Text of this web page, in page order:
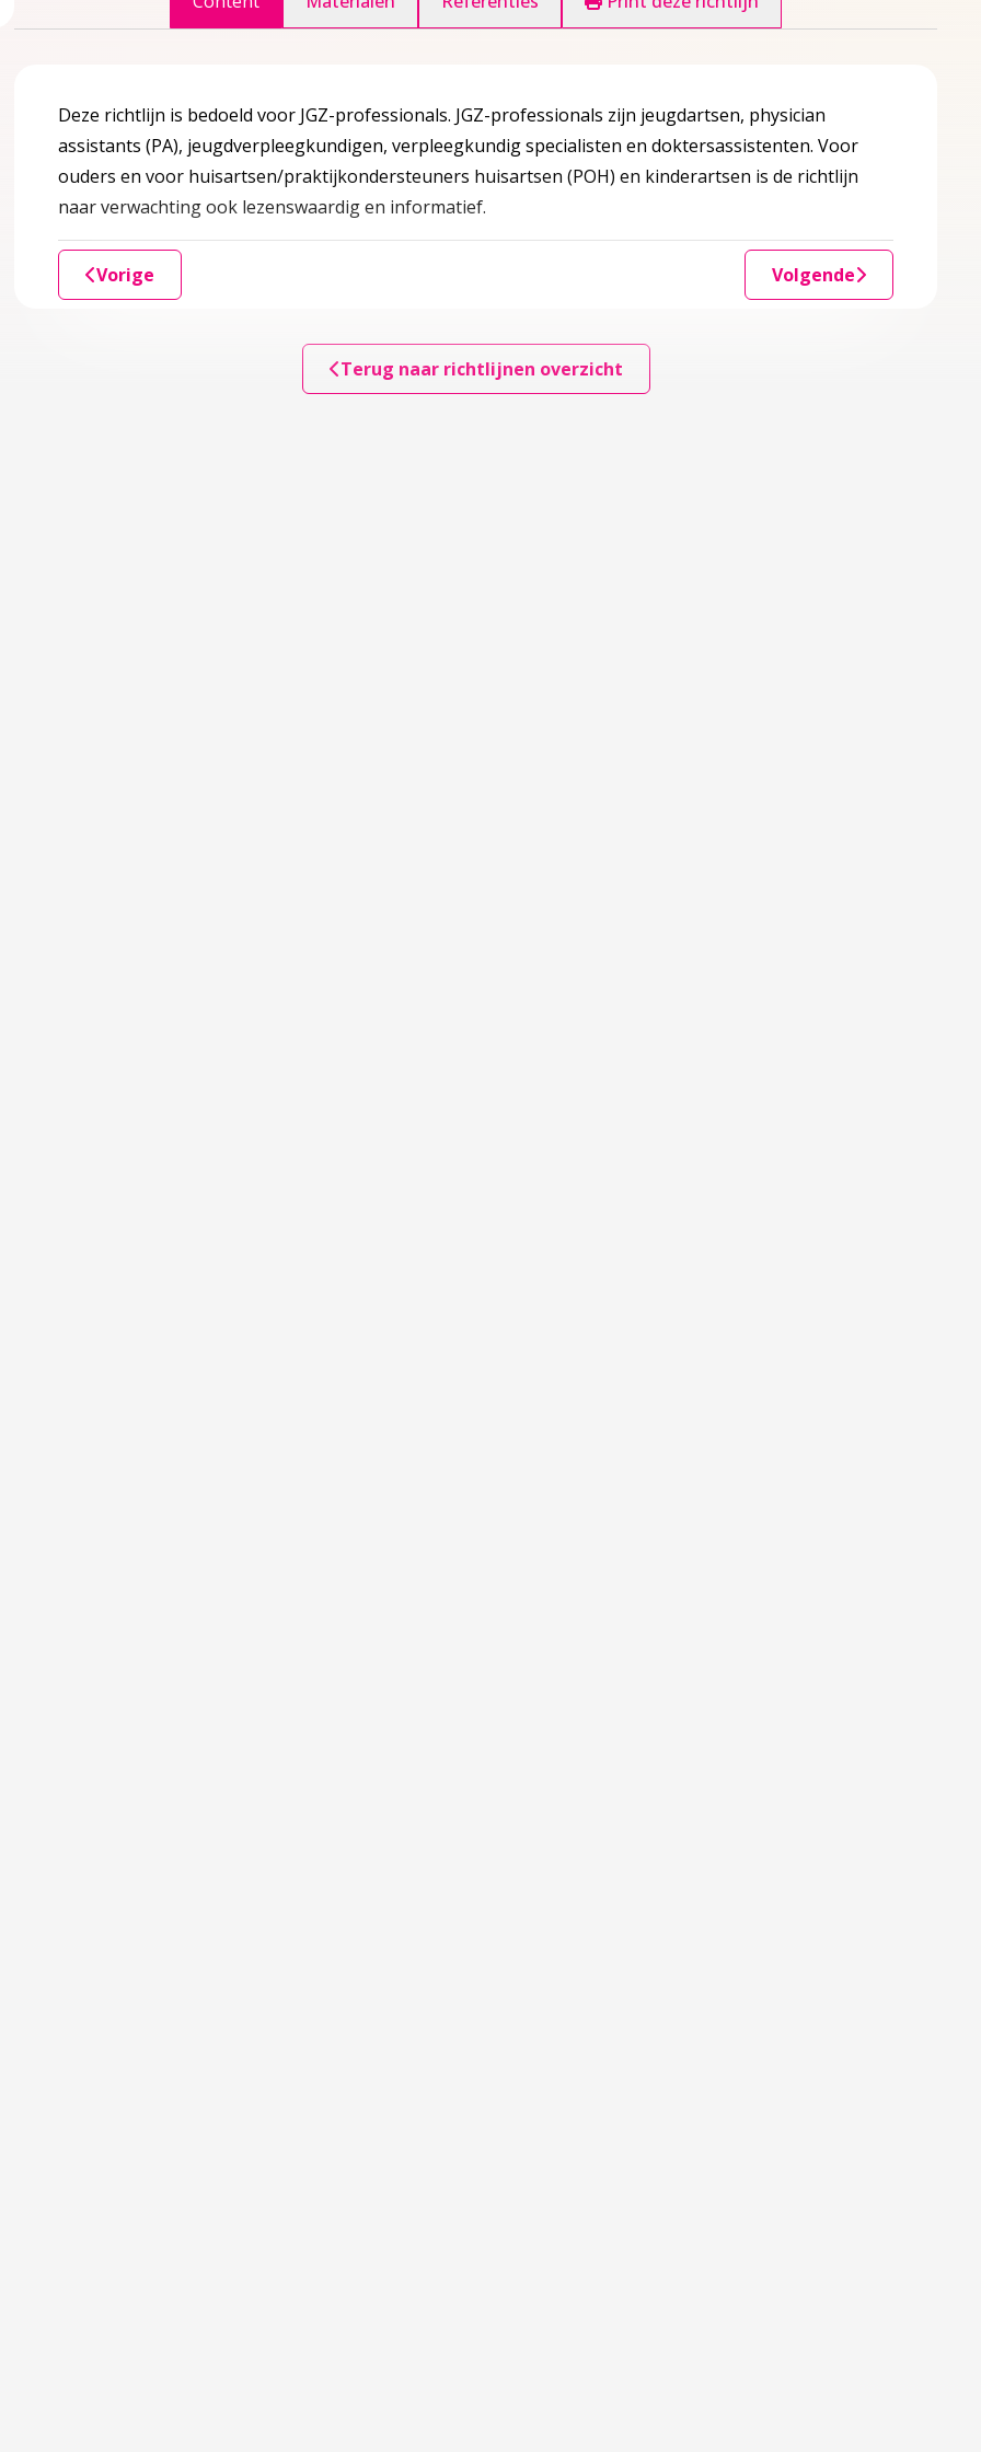
over 1 Inleiding
over 2 Kennismodule
van ouders
en signaleren
over 3 Preventie en signaleren
4 Samenwerken en verwijzen
over 4 Samenwerken en verwijzen
over 5 Begeleiden
over 6 Bijlagen
anamnesegesprek besproken kunnen worden
schedelhersenletsel (TSHL)
aan ouders aangeraden kunnen worden
over 7 Totstandkoming
over 8 Verantwoording
Deze richtlijn is bedoeld voor JGZ-professionals. JGZ-professionals zijn jeugdartsen, physician
assistants (PA), jeugdverpleegkundigen, verpleegkundig specialisten en doktersassistenten. Voor
ouders en voor huisartsen/praktijkondersteuners huisartsen (POH) en kinderartsen is de richtlijn
naar verwachting ook lezenswaardig en informatief.
Vorige Volgende
Terug naar richtlijnen overzicht